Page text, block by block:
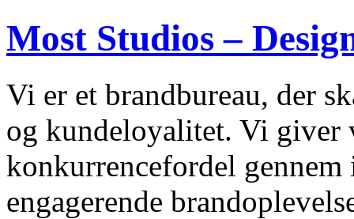
Most Studios –
Vi er et brandbureau, der
og kundeloyalitet. Vi giver
konkurrencefordel
engagerende